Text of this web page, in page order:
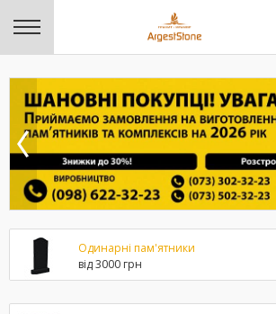
Одинарні пам'ятники
від 3000 грн